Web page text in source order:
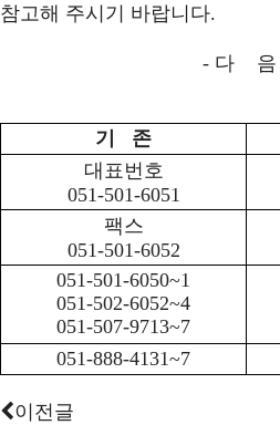
참고해 주시기 바랍니다.
- 다 음
기 존
대표번호
051-501-6051
팩스
051-501-6052
051-501-6050~1
051-502-6052~4
051-507-9713~7
051-888-4131~7
이전글